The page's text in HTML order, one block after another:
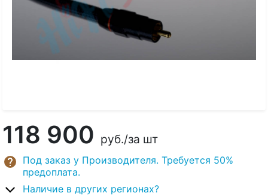
118 900 руб./за шт
Под заказ у Производителя. Требуется 50%
предоплата.
Наличие в других регионах?